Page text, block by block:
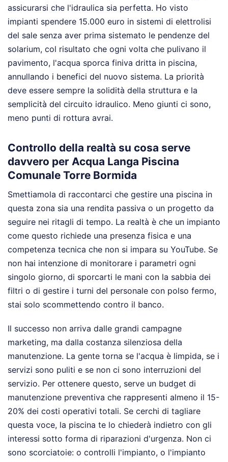
assicurarsi che l'idraulica sia perfetta. Ho visto
impianti spendere 15.000 euro in sistemi di elettrolisi
del sale senza aver prima sistemato le pendenze del
solarium, col risultato che ogni volta che pulivano il
pavimento, l'acqua sporca finiva dritta in piscina,
annullando i benefici del nuovo sistema. La priorità
deve essere sempre la solidità della struttura e la
semplicità del circuito idraulico. Meno giunti ci sono,
meno punti di rottura avrai.
Controllo della realtà su cosa serve
davvero per Acqua Langa Piscina
Comunale Torre Bormida
Smettiamola di raccontarci che gestire una piscina in
questa zona sia una rendita passiva o un progetto da
seguire nei ritagli di tempo. La realtà è che un impianto
come questo richiede una presenza fisica e una
competenza tecnica che non si impara su YouTube. Se
non hai intenzione di monitorare i parametri ogni
singolo giorno, di sporcarti le mani con la sabbia dei
filtri o di gestire i turni del personale con polso fermo,
stai solo scommettendo contro il banco.
Il successo non arriva dalle grandi campagne
marketing, ma dalla costanza silenziosa della
manutenzione. La gente torna se l'acqua è limpida, se i
servizi sono puliti e se non ci sono interruzioni del
servizio. Per ottenere questo, serve un budget di
manutenzione preventiva che rappresenti almeno il 15-
20% dei costi operativi totali. Se cerchi di tagliare
questa voce, la piscina te lo chiederà indietro con gli
interessi sotto forma di riparazioni d'urgenza. Non ci
sono scorciatoie: o controlli l'impianto, o l'impianto